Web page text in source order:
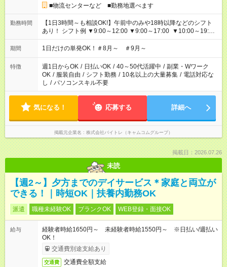
■物流センターなど ■勤務地選べます
勤務時間
【1日3時間～も相談OK!】午前中のみや18時以降などのシフト
あり！ シフト例 ▼9:00～12:00 ▼9:00～17:00 ▼10:00～19:00
▼18:00～21:00
期間 1日だけの単発OK！＃8月～ ＃9月～
特徴 週1日からOK / 日払いOK / 40～50代活躍中 / 副業・Wワーク
OK / 服装自由 / シフト勤務 / 10名以上の大量募集 / 電話対応な
し / パソコンスキル不要
気になる！ 応募する 詳細へ
掲載元企業名 株式会社バイトレ（キャムコムグループ）
掲載日：2026.07.26
未読
【週2～】夕方までのデイサービス＊家庭と両立が
できる！｜時短OK｜扶養内勤務OK
派遣 職種未経験OK ブランクOK WEB登録・面接OK
給与
経験者時給1650円～ 未経験者時給1550円～ ※日払い/週払い
OK！
交通費別途支給あり
交通費 交通費全額支給